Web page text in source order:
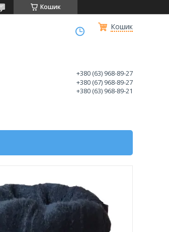
Кошик
Кошик
+380 (63) 968-89-27
+380 (67) 968-89-27
+380 (63) 968-89-21